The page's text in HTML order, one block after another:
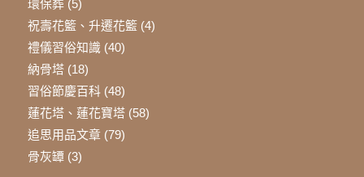
環保葬(5)
祝壽花籃、升遷花籃(4)
禮儀習俗知識(40)
納骨塔(18)
習俗節慶百科(48)
蓮花塔、蓮花寶塔(58)
追思用品文章(79)
骨灰罈(3)